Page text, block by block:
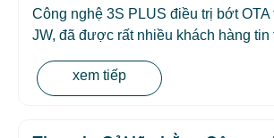
Công nghệ 3S PLUS điều trị bớt OTA
JW, đã được rất nhiều khách hàng tin
xem tiếp